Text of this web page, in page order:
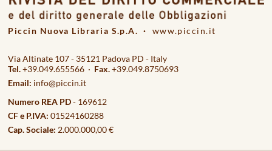
Piccin Nuova Libraria S.p.A. · www.piccin.it
Via Altinate 107 - 35121 Padova PD - Italy
Tel.+39.049.655566 · Fax.+39.049.8750693
Email: info@piccin.it
Numero REA PD- 169612
CF e P.IVA: 01524160288
Cap. Sociale: 2.000.000,00 €